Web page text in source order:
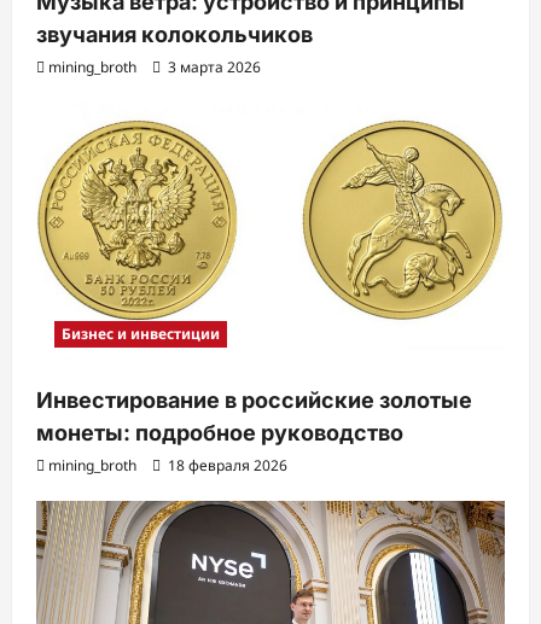
звучания колокольчиков
mining_broth 3 марта 2026
Бизнес и инвестиции
Инвестирование в российские золотые
монеты: подробное руководство
mining_broth 18 февраля 2026